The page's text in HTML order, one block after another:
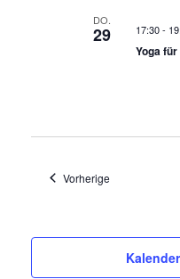
DO.
29 17:30-
Yoga
VorherigeVeranstaltungen